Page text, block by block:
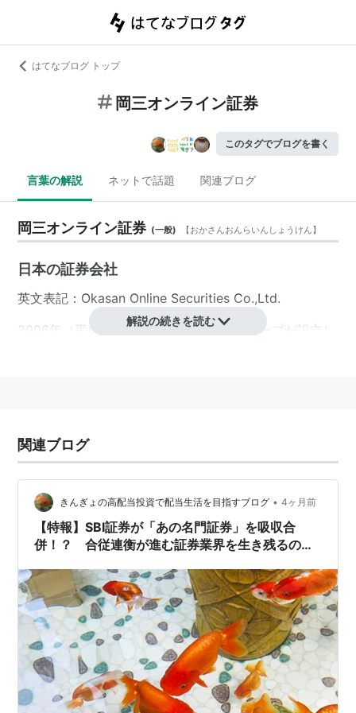
はてなブログ トップ
岡三オンライン証券
このタグでブログを書く
言葉の解説 ネットで話題 関連ブログ
岡三オンライン証券 (一般) 【おかさんおんらいんしょうけん】
日本の証券会社
英文表記：Okasan Online Securities Co.,Ltd.
2006年（平成18年）1月に、 岡三証券グループ が設立し
解説の続きを読む
関連ブログ
きんぎょの高配当投資で配当生活を目指すブログ • 4ヶ月前
【特報】SBI証券が「あの名門証券」を吸収合
併！？ 合従連衡が進む証券業界を生き残るのは